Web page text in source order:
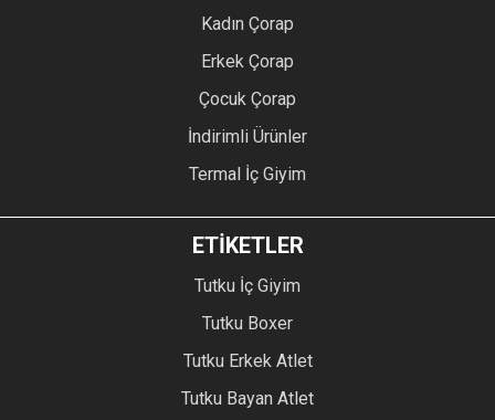
Kadın Çorap
Erkek Çorap
Çocuk Çorap
İndirimli Ürünler
Termal İç Giyim
ETİKETLER
Tutku İç Giyim
Tutku Boxer
Tutku Erkek Atlet
Tutku Bayan Atlet